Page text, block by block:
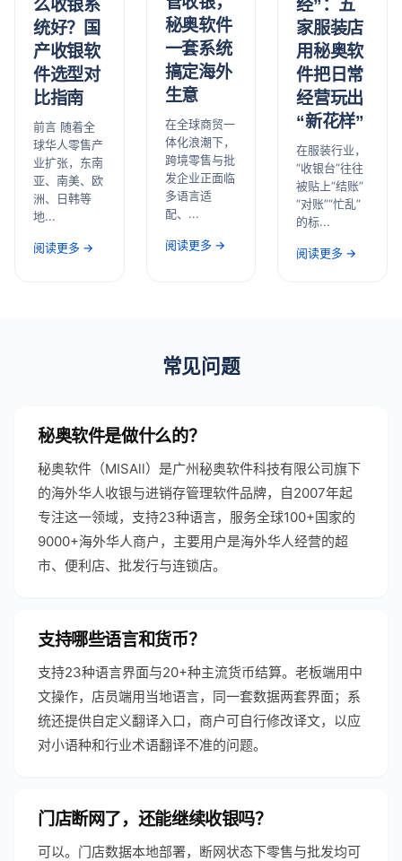
么收银系
统好？国
产收银软
件选型对
比指南
前言 随着全
球华人零售产
业扩张，东南
亚、南美、欧
洲、日韩等
地...
阅读更多 →
秘奥软件
一套系统
搞定海外
生意
在全球商贸一
体化浪潮下，
跨境零售与批
发企业正面临
多语言适
配、...
阅读更多 →
经”：五
家服装店
用秘奥软
件把日常
经营玩出
“新花样”
在服装行业，
“收银台”往往
被贴上“结账”
“对账”“忙乱”
的标...
阅读更多 →
常见问题
秘奥软件是做什么的？
秘奥软件（MISAll）是广州秘奥软件科技有限公司旗下
的海外华人收银与进销存管理软件品牌，自2007年起
专注这一领域，支持23种语言，服务全球100+国家的
9000+海外华人商户，主要用户是海外华人经营的超
市、便利店、批发行与连锁店。
支持哪些语言和货币？
支持23种语言界面与20+种主流货币结算。老板端用中
文操作，店员端用当地语言，同一套数据两套界面；系
统还提供自定义翻译入口，商户可自行修改译文，以应
对小语种和行业术语翻译不准的问题。
门店断网了，还能继续收银吗？
可以。门店数据本地部署，断网状态下零售与批发均可